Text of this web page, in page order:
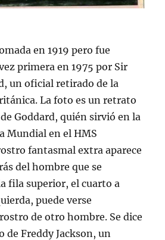
en 1919 pero fue
primera en 1975 por Sir
un oficial retirado de la
La foto es un retrato
Goddard, quién sirvió en la
Mundial en el HMS
fantasmal extra aparece
del hombre que se
fila superior, el cuarto a
puede verse
de otro hombre. Se dice
de Freddy Jackson, un